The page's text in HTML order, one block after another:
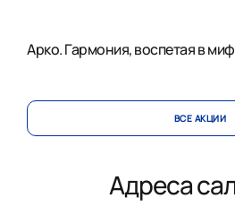
Арко. Гармония, воспетая в
ВСЕ АКЦИИ
Адреса